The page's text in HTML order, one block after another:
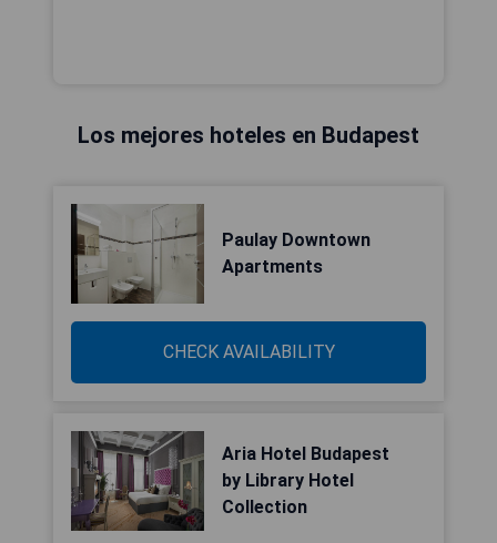
Los mejores hoteles en Budapest
Paulay Downtown
Apartments
CHECK AVAILABILITY
Aria Hotel Budapest
by Library Hotel
Collection